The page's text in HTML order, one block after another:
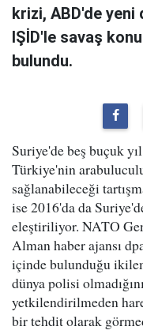
krizi, ABD'de
IŞİD'le savaş
bulundu.
Suriye'de beş buçuk
Türkiye'nin
sağlanabileceği
ise 2016'da da
eleştiriliyor. NATO
Alman haber ajansı
içinde bulunduğu
dünya polisi
yetkilendirilmeden
bir tehdit olarak